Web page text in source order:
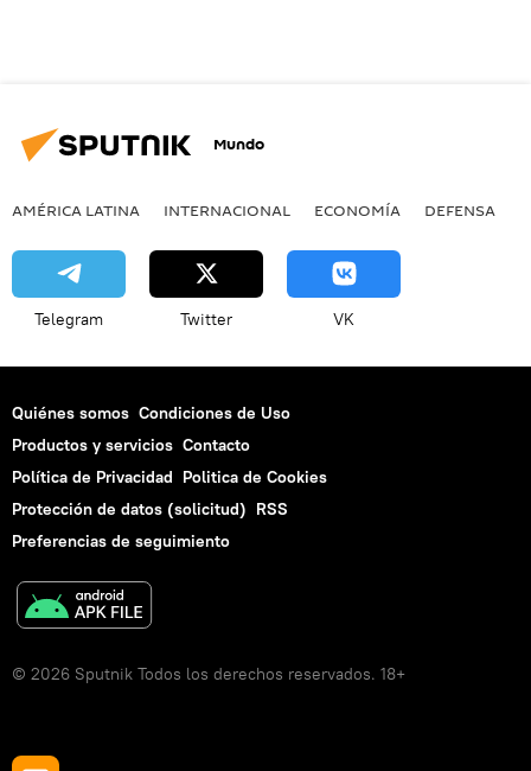
Mundo
AMÉRICA LATINA INTERNACIONAL ECONOMÍA DEFENSA
Telegram Twitter VK
Quiénes somos Condiciones de Uso
Productos y servicios Contacto
Política de Privacidad Politica de Cookies
Protección de datos (solicitud) RSS
Preferencias de seguimiento
© 2026 Sputnik Todos los derechos reservados. 18+